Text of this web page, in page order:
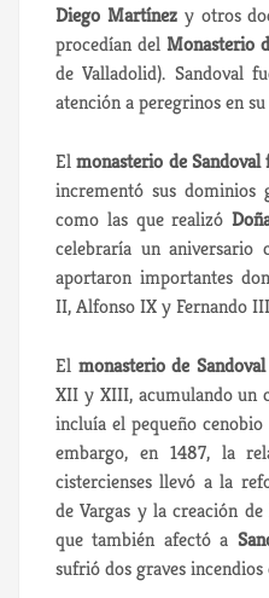
Diego Martínezy otros
procedían del Monasterio
de Valladolid). Sandoval
atención a peregrinos en
Elmonasterio de Sandoval
incrementó sus dominios
como las que realizó
celebraría un aniversario
aportaron importantes
II, Alfonso IX y Fernando
El monasterio de Sandoval
XII y XIII, acumulando un
incluía el pequeño
embargo, en 1487, la
cistercienses llevó a la
de Vargas y la creación
que también afectó a
sufrió dos graves incendios